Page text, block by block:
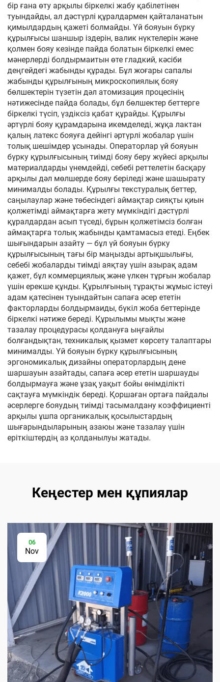
бір ғана өту арқылы біркелкі жабу қабілетінен
туындайды, ал дәстүрлі құралдармен қайталанатын
қимылдардың қажеті болмайды. Үй бояуын бүрку
құрылғысы шаншыр іздерін, валик нүктелерін және
қолмен бояу кезінде пайда болатын біркелкі емес
мәнерлерді болдырмаитын өте гладкий, кәсіби
деңгейдегі жабынды құрады. Бұл жоғары сапалы
жабынды құрылғының микроскопиялық бояу
бөлшектерін түзетін дәл атомизация процесінің
нәтижесінде пайда болады, бұл бөлшектер беттерге
біркелкі түсіп, үздіксіз қабат құрайды. Құрылғы
әртүрлі бояу құрамдарына икемделеді, жұқа лактан
қалың латекс бояуға дейінгі әртүрлі жобалар үшін
толық шешімдер ұсынады. Операторлар үй бояуын
бүрку құрылғысының тиімді бояу беру жүйесі арқылы
материалдарды үнемдейді, себебі реттелетін басқару
арқылы дәл мөлшерде бояу беріледі және шашырату
минималды болады. Құрылғы текстуралық беттер,
саңылаулар және төбесіндегі аймақтар сияқты қиын
қолжетімді аймақтарға жету мүмкіндігі дәстүрлі
құралдардан асып түседі, бұрын қолжетімсіз болған
аймақтарға толық жабынды қамтамасыз етеді. Еңбек
шығындарын азайту — бұл үй бояуын бүрку
құрылғысының тағы бір маңызды артықшылығы,
себебі жобаларды тиімді аяқтау үшін азырақ адам
қажет, бұл коммерциялық және үлкен тұрғын жобалар
үшін ерекше құнды. Құрылғының тұрақты жұмыс істеуі
адам қатесінен туындайтын сапаға әсер ететін
факторларды болдырмаиды, бүкіл жоба беттерінде
біркелкі нәтиже береді. Құрылымы мықты және
тазалау процедурасы қолдануға ыңғайлы
болғандықтан, техникалық қызмет көрсету талаптары
минималды. Үй бояуын бүрку құрылғысының
эргономикалық дизайны операторлардың дене
шаршауын азайтады, сапаға әсер ететін шаршауды
болдырмауға және ұзақ уақыт бойы өнімділікті
сақтауға мүмкіндік береді. Қоршаған ортаға пайдалы
әсерлерге бояудың тиімді тасымалдану коэффициенті
арқылы ұшпа органикалық қосылыстардың
шығарындыларының азаюы және тазалау үшін
еріткіштердің аз қолданылуы жатады.
Кеңестер мен құпиялар
06
Nov